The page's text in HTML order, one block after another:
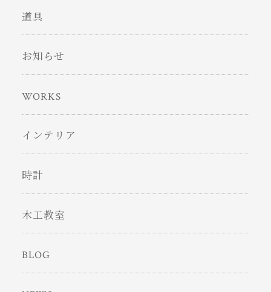
道具
お知らせ
WORKS
インテリア
時計
木工教室
BLOG